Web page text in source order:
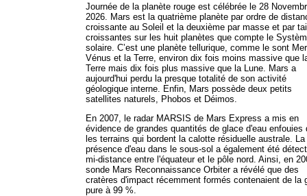
Journée de la planète rouge est célébrée le 28
2026. Mars est la quatrième planète par ordre de
croissante au Soleil et la deuxième par masse et par
croissantes sur les huit planètes que compte le
solaire. C’est une planète tellurique, comme le sont
Vénus et la Terre, environ dix fois moins massive que
Terre mais dix fois plus massive que la Lune. Mars a
aujourd'hui perdu la presque totalité de son activité
géologique interne. Enfin, Mars possède deux petits
satellites naturels, Phobos et Déimos.
En 2007, le radar MARSIS de Mars Express a mis en
évidence de grandes quantités de glace d'eau enfouies
les terrains qui bordent la calotte résiduelle australe. La
présence d'eau dans le sous-sol a également été
mi-distance entre l'équateur et le pôle nord. Ainsi, en
sonde Mars Reconnaissance Orbiter a révélé que des
cratères d'impact récemment formés contenaient de la
pure à 99 %.